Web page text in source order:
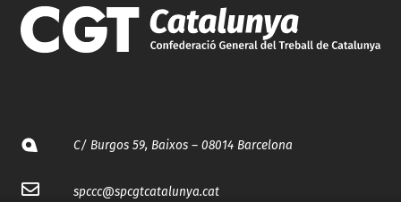
C/ Burgos 59, Baixos – 08014 Barcelona
spccc@spcgtcatalunya.cat